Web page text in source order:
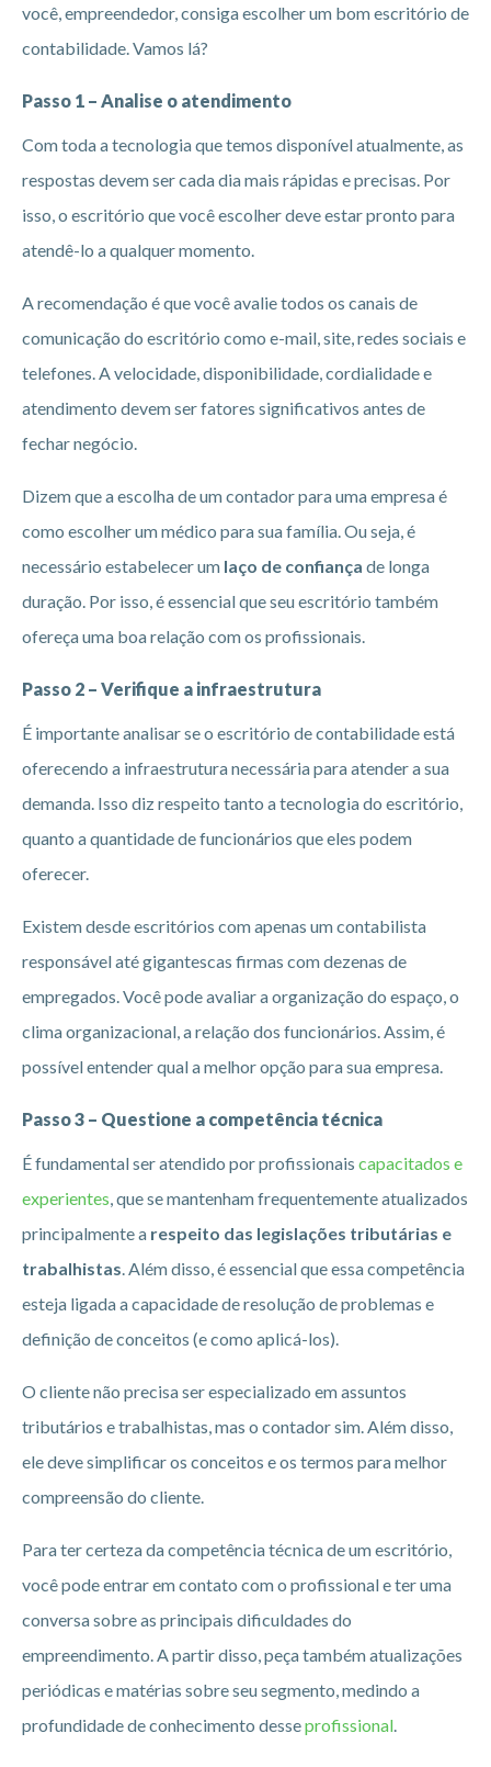
você, empreendedor, consiga escolher um bom escritório de
contabilidade. Vamos lá?
Passo 1 – Analise o atendimento
Com toda a tecnologia que temos disponível atualmente, as
respostas devem ser cada dia mais rápidas e precisas. Por
isso, o escritório que você escolher deve estar pronto para
atendê-lo a qualquer momento.
A recomendação é que você avalie todos os canais de
comunicação do escritório como e-mail, site, redes sociais e
telefones. A velocidade, disponibilidade, cordialidade e
atendimento devem ser fatores significativos antes de
fechar negócio.
Dizem que a escolha de um contador para uma empresa é
como escolher um médico para sua família. Ou seja, é
necessário estabelecer um laço de confiança de longa
duração. Por isso, é essencial que seu escritório também
ofereça uma boa relação com os profissionais.
Passo 2 – Verifique a infraestrutura
É importante analisar se o escritório de contabilidade está
oferecendo a infraestrutura necessária para atender a sua
demanda. Isso diz respeito tanto a tecnologia do escritório,
quanto a quantidade de funcionários que eles podem
oferecer.
Existem desde escritórios com apenas um contabilista
responsável até gigantescas firmas com dezenas de
empregados. Você pode avaliar a organização do espaço, o
clima organizacional, a relação dos funcionários. Assim, é
possível entender qual a melhor opção para sua empresa.
Passo 3 – Questione a competência técnica
É fundamental ser atendido por profissionais capacitados e
experientes, que se mantenham frequentemente atualizados
principalmente a respeito das legislações tributárias e
trabalhistas. Além disso, é essencial que essa competência
esteja ligada a capacidade de resolução de problemas e
definição de conceitos (e como aplicá-los).
O cliente não precisa ser especializado em assuntos
tributários e trabalhistas, mas o contador sim. Além disso,
ele deve simplificar os conceitos e os termos para melhor
compreensão do cliente.
Para ter certeza da competência técnica de um escritório,
você pode entrar em contato com o profissional e ter uma
conversa sobre as principais dificuldades do
empreendimento. A partir disso, peça também atualizações
periódicas e matérias sobre seu segmento, medindo a
profundidade de conhecimento desseprofissional.